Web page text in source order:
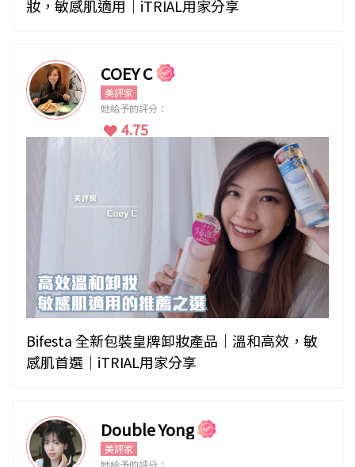
妝，敏感肌適用｜iTRIAL用家分享
COEY C
美評家
她給予的評分：
4.75
Bifesta 全新包裝皇牌卸妝產品｜溫和高效，敏
感肌首選｜iTRIAL用家分享
Double Yong
美評家